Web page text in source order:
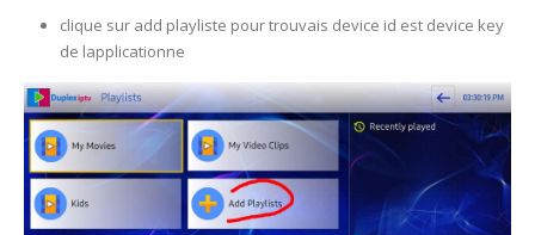
clique sur add playliste pour trouvais device id est device key
de lapplicationne